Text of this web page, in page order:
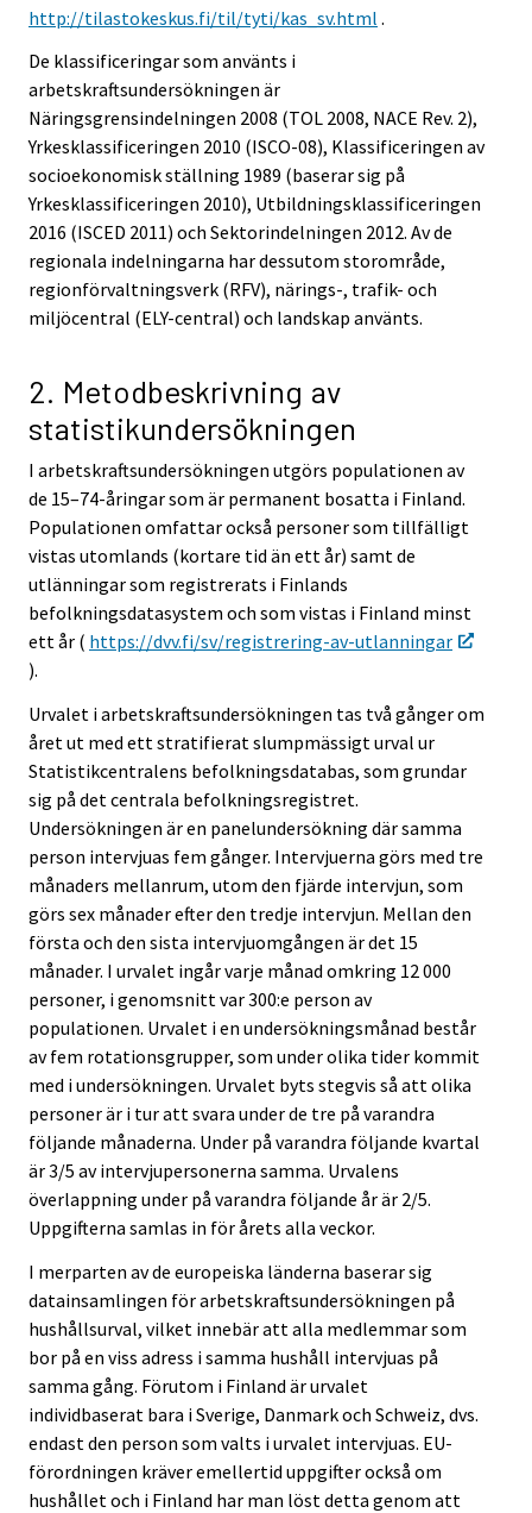
http://tilastokeskus.fi/til/tyti/kas_sv.html .
De klassificeringar som använts i
arbetskraftsundersökningen är
Näringsgrensindelningen 2008 (TOL 2008, NACE Rev. 2),
Yrkesklassificeringen 2010 (ISCO-08), Klassificeringen av
socioekonomisk ställning 1989 (baserar sig på
Yrkesklassificeringen 2010), Utbildningsklassificeringen
2016 (ISCED 2011) och Sektorindelningen 2012. Av de
regionala indelningarna har dessutom storområde,
regionförvaltningsverk (RFV), närings-, trafik- och
miljöcentral (ELY-central) och landskap använts.
2. Metodbeskrivning av
statistikundersökningen
I arbetskraftsundersökningen utgörs populationen av
de 15–74-åringar som är permanent bosatta i Finland.
Populationen omfattar också personer som tillfälligt
vistas utomlands (kortare tid än ett år) samt de
utlänningar som registrerats i Finlands
befolkningsdatasystem och som vistas i Finland minst
ett år ( https://dvv.fi/sv/registrering-av-utlanningar
).
Urvalet i arbetskraftsundersökningen tas två gånger om
året ut med ett stratifierat slumpmässigt urval ur
Statistikcentralens befolkningsdatabas, som grundar
sig på det centrala befolkningsregistret.
Undersökningen är en panelundersökning där samma
person intervjuas fem gånger. Intervjuerna görs med tre
månaders mellanrum, utom den fjärde intervjun, som
görs sex månader efter den tredje intervjun. Mellan den
första och den sista intervjuomgången är det 15
månader. I urvalet ingår varje månad omkring 12 000
personer, i genomsnitt var 300:e person av
populationen. Urvalet i en undersökningsmånad består
av fem rotationsgrupper, som under olika tider kommit
med i undersökningen. Urvalet byts stegvis så att olika
personer är i tur att svara under de tre på varandra
följande månaderna. Under på varandra följande kvartal
är 3/5 av intervjupersonerna samma. Urvalens
överlappning under på varandra följande år är 2/5.
Uppgifterna samlas in för årets alla veckor.
I merparten av de europeiska länderna baserar sig
datainsamlingen för arbetskraftsundersökningen på
hushållsurval, vilket innebär att alla medlemmar som
bor på en viss adress i samma hushåll intervjuas på
samma gång. Förutom i Finland är urvalet
individbaserat bara i Sverige, Danmark och Schweiz, dvs.
endast den person som valts i urvalet intervjuas. EU-
förordningen kräver emellertid uppgifter också om
hushållet och i Finland har man löst detta genom att